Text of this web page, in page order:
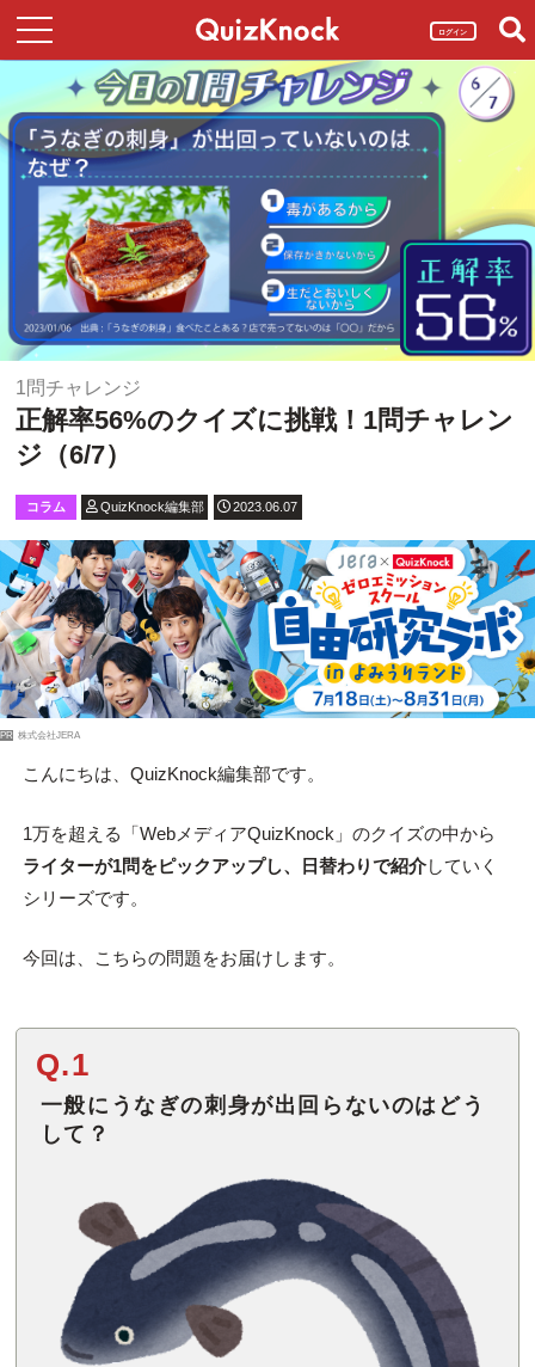
ログイン
1問チャレンジ
正解率56%のクイズに挑戦！1問チャレン
ジ（6/7）
コラム QuizKnock編集部 2023.06.07
PR 株式会社JERA
こんにちは、QuizKnock編集部です。
1万を超える「WebメディアQuizKnock」のクイズの中から
ライターが1問をピックアップし、日替わりで紹介していく
シリーズです。
今回は、こちらの問題をお届けします。
Q.1
一般にうなぎの刺身が出回らないのはどう
して？